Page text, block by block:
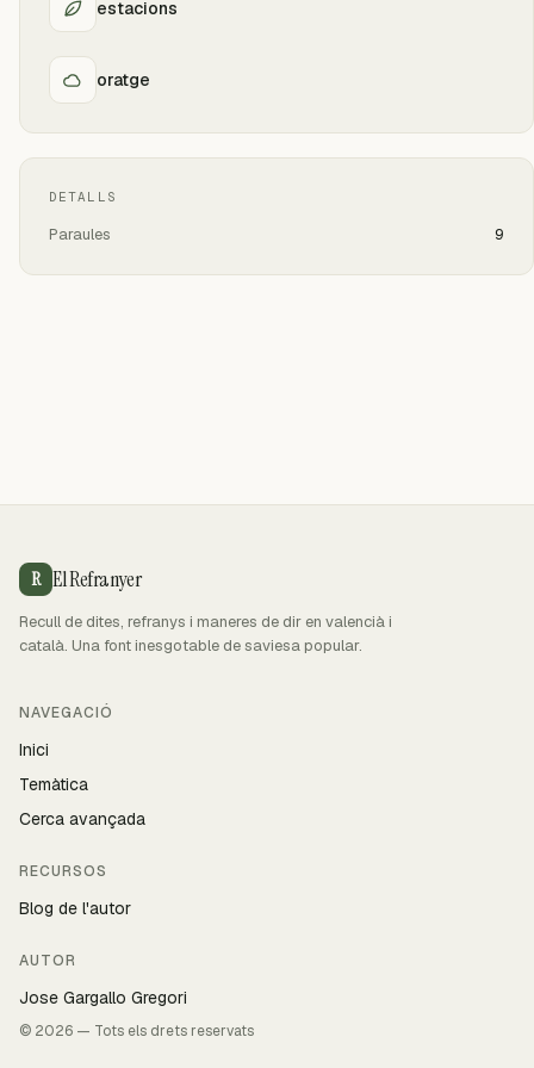
estacions
oratge
DETALLS
Paraules 9
R El Refranyer
Recull de dites, refranys i maneres de dir en valencià i
català. Una font inesgotable de saviesa popular.
NAVEGACIÓ
Inici
Temàtica
Cerca avançada
RECURSOS
Blog de l'autor
AUTOR
Jose Gargallo Gregori
© 2026 — Tots els drets reservats